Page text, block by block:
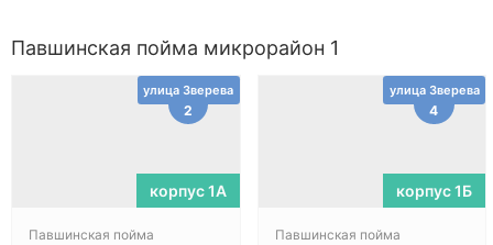
Павшинская пойма микрорайон 1
улица Зверева
2
корпус 1А
Павшинская пойма
улица Зверева
4
корпус 1Б
Павшинская пойма